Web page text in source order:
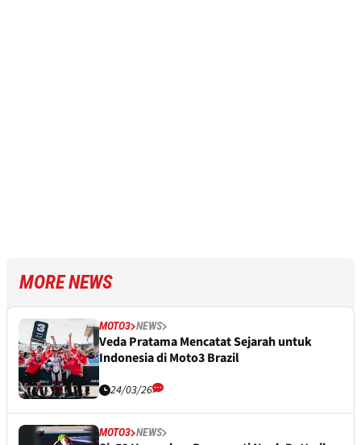
MORE NEWS
MOTO3 NEWS
Veda Pratama Mencatat Sejarah untuk
Indonesia di Moto3 Brazil
24/03/26
MOTO3 NEWS